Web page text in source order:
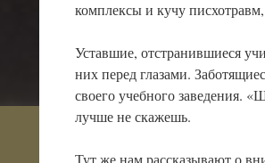
комплексы и кучу
Уставшие, отстранившиеся
них перед глазами.
своего учебного заведения.
лучше не скажешь.
Тут же нам рассказывают о